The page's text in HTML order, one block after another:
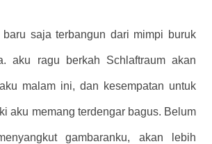
baru saja terbangun dari mimpi buruk
aku ragu berkah Schlaftraum akan
malam ini, dan kesempatan untuk
aku memang terdengar bagus. Belum
gambaranku, akan lebih